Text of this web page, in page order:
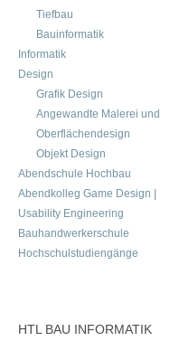
Tiefbau
Bauinformatik
Informatik
Design
Grafik Design
Angewandte Malerei und
Oberflächendesign
Objekt Design
Abendschule Hochbau
Abendkolleg Game Design |
Usability Engineering
Bauhandwerkerschule
Hochschulstudiengänge
HTL BAU INFORMATIK